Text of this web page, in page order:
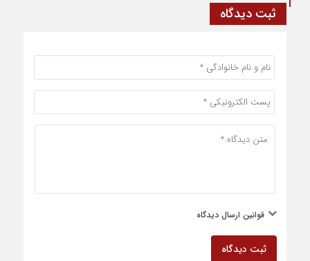
ثبت دیدگاه
قوانین ارسال دیدگاه
ثبت دیدگاه